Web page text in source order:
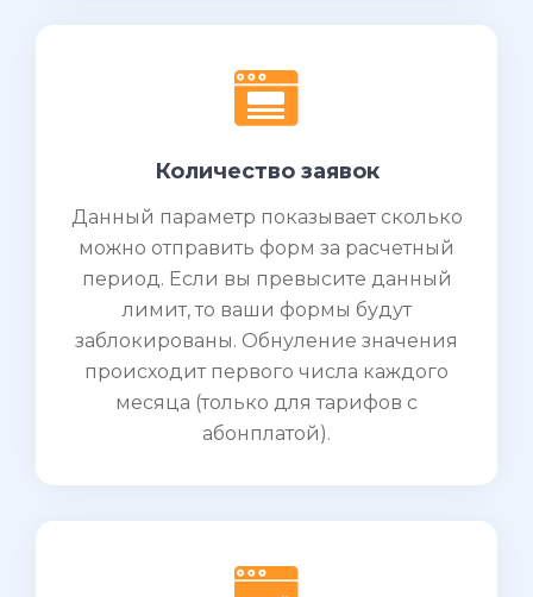
Количество заявок
Данный параметр показывает сколько
можно отправить форм за расчетный
период. Если вы превысите данный
лимит, то ваши формы будут
заблокированы. Обнуление значения
происходит первого числа каждого
месяца (только для тарифов с
абонплатой).